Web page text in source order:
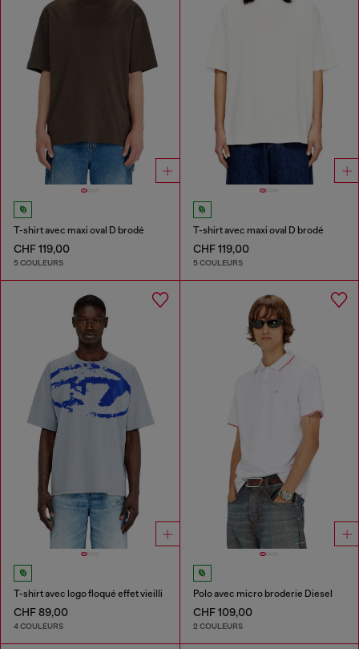
T-shirt avec maxi oval D brodé
CHF 119,00
5 COULEURS
T-shirt avec maxi oval D brodé
CHF 119,00
5 COULEURS
T-shirt avec logo floqué effet vieilli
CHF 89,00
4 COULEURS
Polo avec micro broderie Diesel
CHF 109,00
2 COULEURS